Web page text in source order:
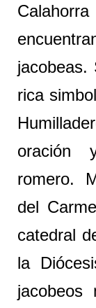
jacobeas.
rica
oración
romero.
del
catedral
la
jacobeos